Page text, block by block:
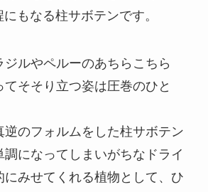
もなる柱サボテンです。
ジルやペルーのあちらこちら
そそり立つ姿は圧巻のひと
逆のフォルムをした柱サボテン
調になってしまいがちなドライ
にみせてくれる植物として、ひ